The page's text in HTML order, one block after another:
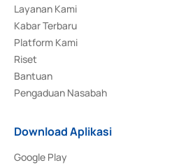
Layanan Kami
Kabar Terbaru
Platform Kami
Riset
Bantuan
Pengaduan Nasabah
Download Aplikasi
Google Play